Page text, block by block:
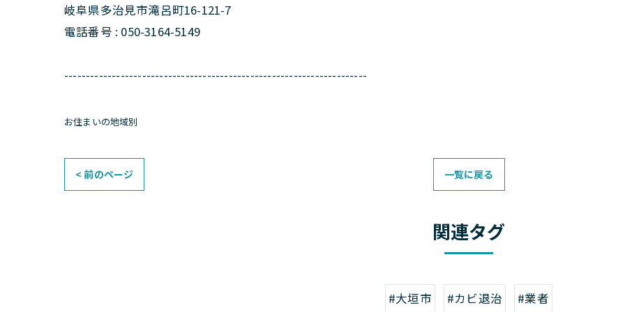
岐阜県多治見市滝呂町16-121-7
電話番号 : 050-3164-5149
----------------------------------------------------------------------
お住まいの地域別
< 前のページ 一覧に戻る
関連タグ
#大垣市 #カビ退治 #業者